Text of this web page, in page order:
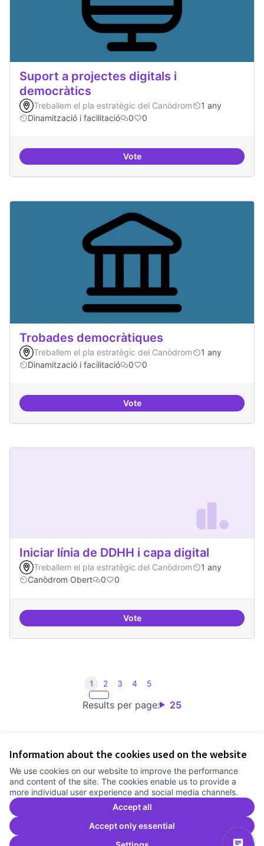
Information about the cookies used on the website
We use cookies on our website to improve the performance
and content of the site. The cookies enable us to provide a
more individual user experience and social media channels.
Accept all
Accept only essential
Suport a projectes digitals i
democràtics
Treballem el pla estratègic del Canòdrom
1 any
Dinamització i facilitació
0 0
VoteSuport a projectes digitals i
Trobades democràtiques
Treballem el pla estratègic del Canòdrom
1 any
Dinamització i facilitació
0 0
VoteTrobades democràtiques
Iniciar línia de DDHH i capa digital
Treballem el pla estratègic del Canòdrom
1 any
Canòdrom Obert
0 0
VoteIniciar línia de DDHH i capa
Results per page: 25
1 2 3 4 5
Cookie settings
Comunitat Canòdrom at Facebook
(External link)
Comunitat Canòdrom at Instagram
(External link)
Comunitat Canòdrom at YouTube
(External link)
English
Triar la llenguaElegir el idiomaChoose language